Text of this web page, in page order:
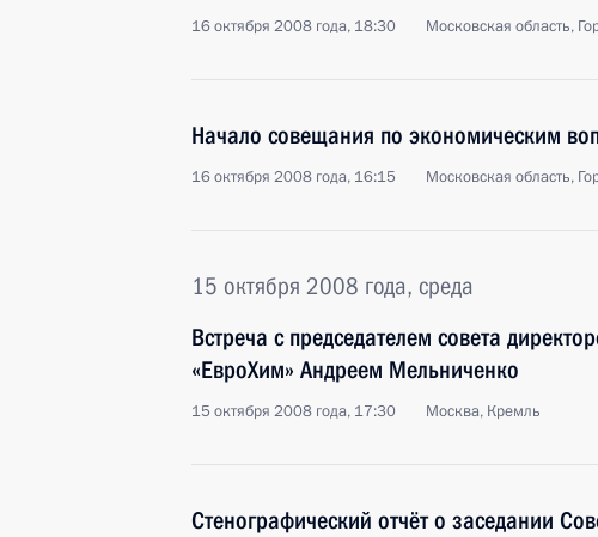
16 октября 2008 года, 18:30 Московская область,
Начало совещания по экономическим
16 октября 2008 года, 16:15 Московская область,
15 октября 2008 года, среда
Встреча с председателем совета
«ЕвроХим» Андреем Мельниченко
15 октября 2008 года, 17:30 Москва, Кремль
Стенографический отчёт о заседании